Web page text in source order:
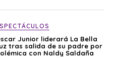
Junior liderará La Bella
tras salida de su padre por
con Naldy Saldaña